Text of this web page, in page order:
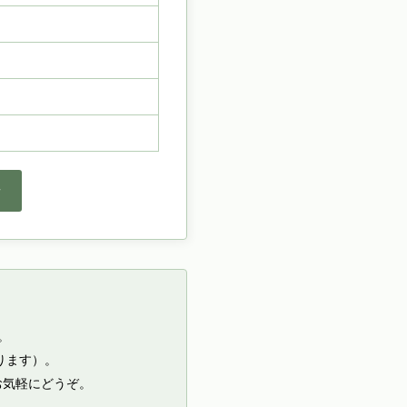
す）。
軽にどうぞ。